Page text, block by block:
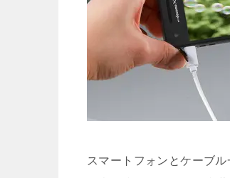
スマートフォンとケーブ